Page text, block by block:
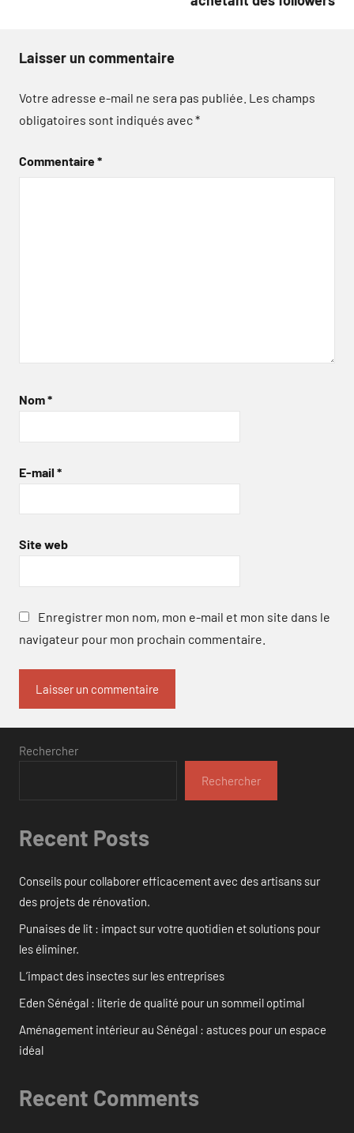
Laisser un commentaire
Votre adresse e-mail ne sera pas publiée. Les champs
obligatoires sont indiqués avec*
Commentaire*
Nom*
E-mail *
Site web
Enregistrer mon nom, mon e-mail et mon site dans le
navigateur pour mon prochain commentaire.
Rechercher
Rechercher
Recent Posts
Conseils pour collaborer efficacement avec des artisans sur
des projets de rénovation.
Punaises de lit : impact sur votre quotidien et solutions pour
les éliminer.
L’impact des insectes sur les entreprises
Eden Sénégal : literie de qualité pour un sommeil optimal
Aménagement intérieur au Sénégal : astuces pour un espace
idéal
Recent Comments